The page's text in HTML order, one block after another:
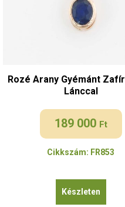
Rozé Arany Gyémánt
Lánccal
189 000 Ft
Cikkszám: FR853
Készleten